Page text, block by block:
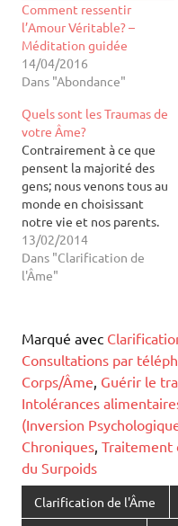
Comment ressentir
l’Amour Véritable? –
Méditation guidée
14/04/2016
Dans "Abondance"
Quels sont les Traumas de
votre Âme?
Contrairement à ce que
pensent la majorité des
gens; nous venons tous au
monde en choisissant
notre vie et nos parents.
C'est en effet notre Âme
qui choisit notre future
lignée; en fonction de ce
lignée va maximiser…
13/02/2014
Dans "Clarification de
l'Âme"
Marqué avec
Consultations par
Corps/Âme, Guérir le
Intolérances
(Inversion
Chroniques, Traitement
du Surpoids
Clarification de l'Âme